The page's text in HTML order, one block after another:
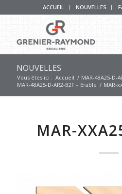
ACCUEIL NOUVELLES
NOUVELLES
Vous êtes ici : Accueil / MAR-48A25-D-
MAR-48A25-D-AR2-B2F – Erable / MAR-
MAR-